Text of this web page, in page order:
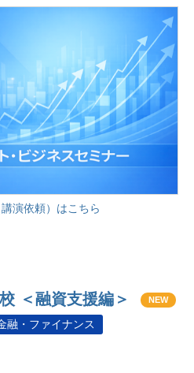
演依頼）はこちら
＜融資支援編＞ NEW
融・ファイナンス